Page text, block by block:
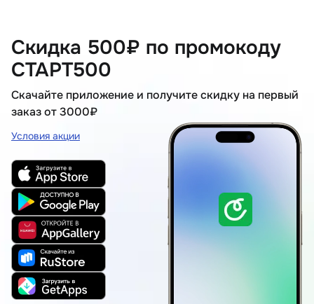
Скидка 500₽ по промокоду
СТАРТ500
Скачайте приложение и получите скидку на первый
заказ от 3000₽
Условия акции